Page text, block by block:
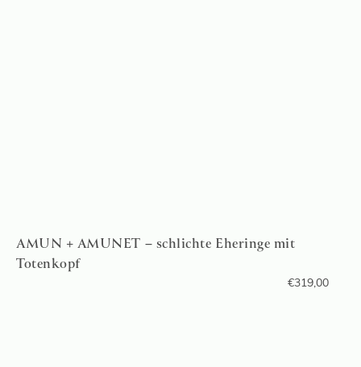
AMUN + AMUNET – schlichte Eheringe mit
Totenkopf
€319,00